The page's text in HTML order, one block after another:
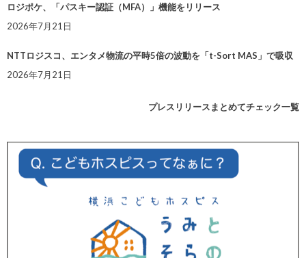
ロジポケ、「パスキー認証（MFA）」機能をリリース
2026年7月21日
NTTロジスコ、エンタメ物流の平時5倍の波動を「t-Sort MAS」で吸収
2026年7月21日
プレスリリースまとめてチェック一覧